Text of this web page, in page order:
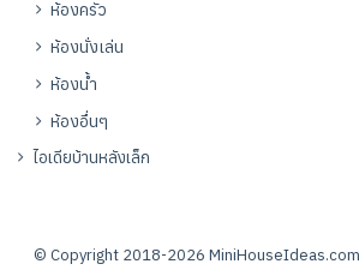
ห้องครัว
ห้องนั่งเล่น
ห้องน้ำ
ห้องอื่นๆ
ไอเดียบ้านหลังเล็ก
© Copyright 2018-2026 MiniHouseIdeas.com